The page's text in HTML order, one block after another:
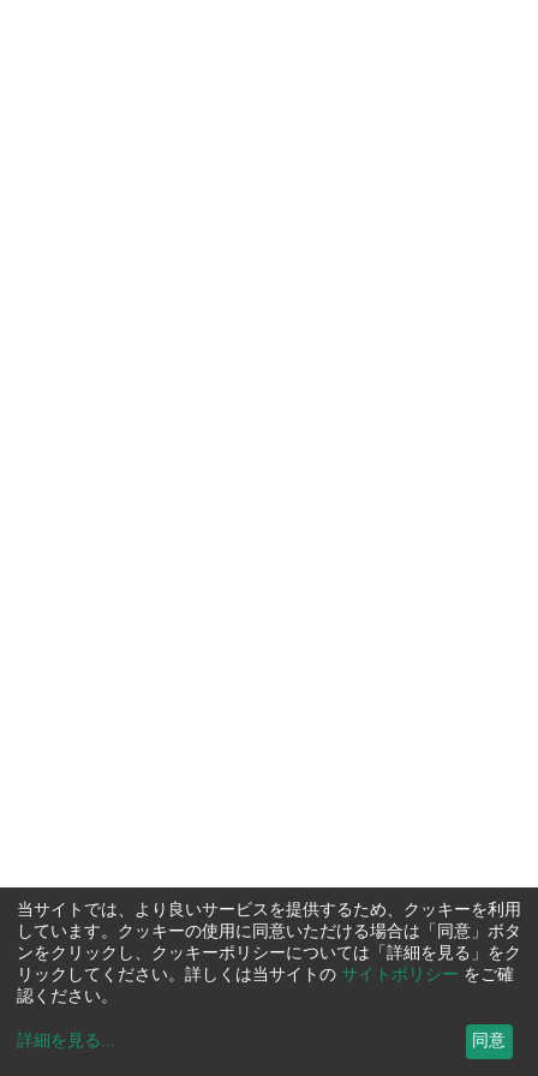
当サイトでは、より良いサービスを提供するため、クッキーを利用
しています。クッキーの使用に同意いただける場合は「同意」ボタ
ンをクリックし、クッキーポリシーについては「詳細を見る」をク
リックしてください。詳しくは当サイトの サイトポリシー をご確
認ください。
詳細を見る ... 同意